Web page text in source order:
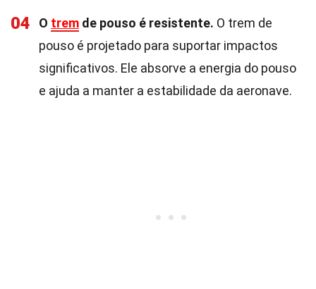
04 O trem de pouso é resistente. O trem de
pouso é projetado para suportar impactos
significativos. Ele absorve a energia do pouso
e ajuda a manter a estabilidade da aeronave.